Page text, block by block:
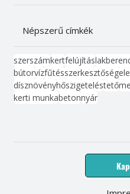
Népszerű címkék
szerszámkertfelújítás
bútorvízfűtésszerkesztőség
dísznövényhőszigeteléstető
kerti munkabetonnyár